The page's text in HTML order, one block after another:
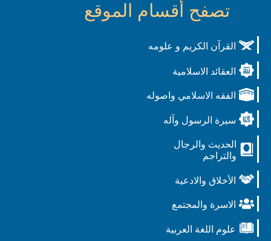
تصفح أقسام الموقع
القرآن الكريم و علومه
العقائد الاسلامية
الفقه الاسلامي واصوله
سيرة الرسول وآله
الحديث والرجال
والتراجم
الأخلاق والادعية
الاسرة والمجتمع
علوم اللغة العربية